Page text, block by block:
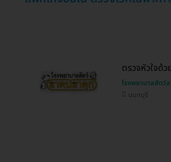
ตรวจหัวใจด้
โรงพยาบาลสัตว์
นนทบุรี